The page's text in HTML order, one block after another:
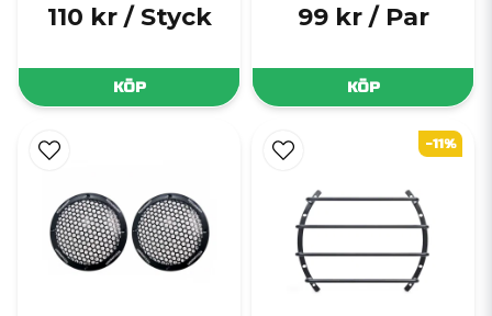
110 kr / Styck
KÖP
99 kr / Par
KÖP
-11%